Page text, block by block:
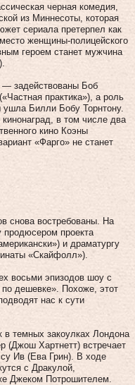
черная комедия,
из Миннесоты, которая
сериала претерпел как
женщины-полицейского
героем станет мужчина
— задействованы Боб
практика»), а роль
Билли Бобу Торнтону.
в том числе два
кино Коэны
«Фарго» не станет
снова востребованы. На
продюсером проекта
и драматургу
«Скайфолл»).
восьми эпизодов шоу с
дешевке». Похоже, этот
нас к сути
в темных закоулках Лондона
(Джош Хартнетт) встречает
Ив (Ева Грин). В ходе
с Дракулой,
Джеком Потрошителем.